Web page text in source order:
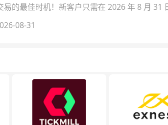
的最佳时机！新客户只需在 2026 年 8 月 31
08-31